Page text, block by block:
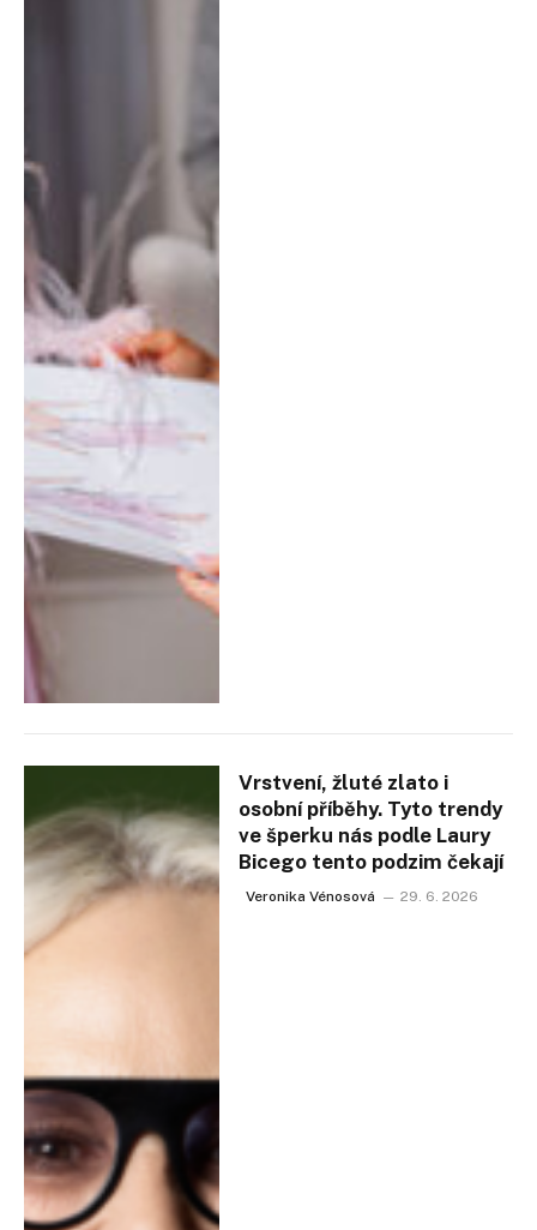
Vrstvení, žluté zlato i
osobní příběhy. Tyto trendy
ve šperku nás podle Laury
Bicego tento podzim čekají
Veronika Vénosová 29. 6. 2026